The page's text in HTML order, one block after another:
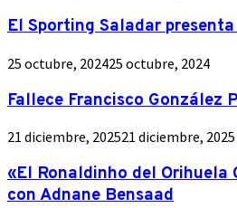
El Sporting Saladar presenta
25 octubre, 202425 octubre, 2024
Fallece Francisco González
21 diciembre, 202521 diciembre, 2025
«El Ronaldinho del Orihuela
con Adnane Bensaad